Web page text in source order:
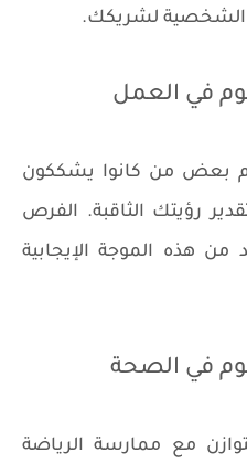
الشخصية لشريكك.
في العمل
بعض من كانوا يشككون
رؤيتك الثاقبة. الفرص
من هذه الموجة الإيجابية
في الصحة
مع ممارسة الرياضة